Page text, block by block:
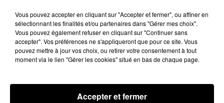
Des tentatives de fraudes à Mainvilliers
Vous pouvez accepter en cliquant sur "Accepter et fermer", ou affiner en
sélectionnant les finalités et/ou partenaires dans "Gérer mes choix".
Vous pouvez également refuser en cliquant sur "Continuer sans
accepter". Vos préférences ne s'appliqueront que pour ce site. Vous
pouvez mettre à jour vos choix, ou retirer votre consentement à tout
moment via le lien "Gérer les cookies" situé en bas de chaque page.
Accepter et fermer